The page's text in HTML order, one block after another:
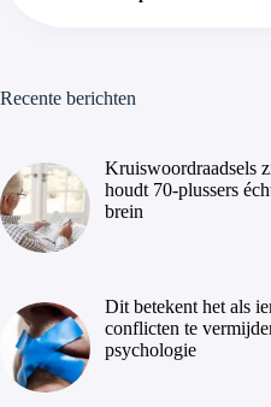
Recente berichten
Kruiswoordraadsels
houdt 70-plussers
brein
Dit betekent het als
conflicten te
psychologie